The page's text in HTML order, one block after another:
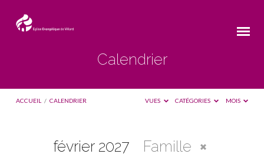
Calendrier
ACCUEIL / CALENDRIER VUES CATÉGORIES MOIS
février 2027 Famille